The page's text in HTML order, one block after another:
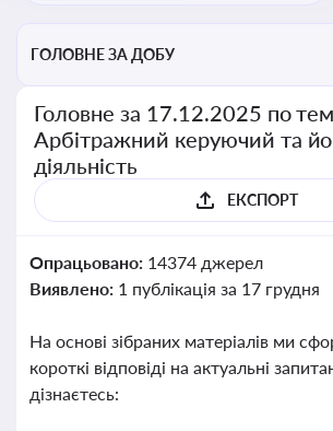
ГОЛОВНЕ ЗА ДОБУ
Головне за 17.12.2025 по
Арбітражний керуючий та
діяльність
ЕКСПОРТ
Опрацьовано: 14374 джерел
Виявлено: 1 публікація за 17 грудня
На основі зібраних матеріалів ми
короткі відповіді на актуальні
дізнаєтесь: